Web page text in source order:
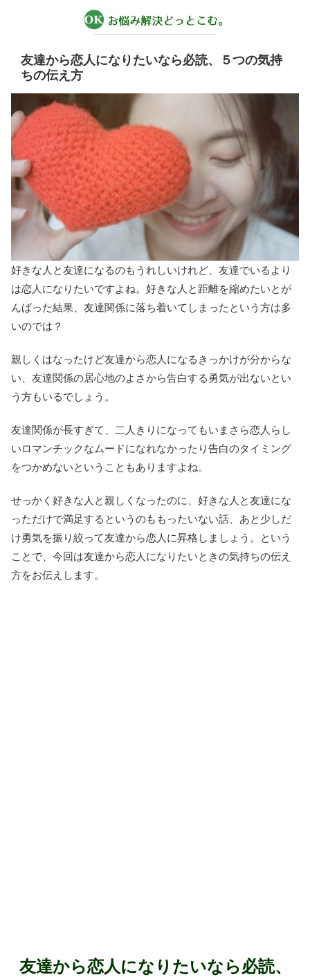
友達から恋人になりたいなら必読、５つの気持
ちの伝え方
好きな人と友達になるのもうれしいけれど、友達でいるより
は恋人になりたいですよね。好きな人と距離を縮めたいとが
んばった結果、友達関係に落ち着いてしまったという方は多
いのでは？
親しくはなったけど友達から恋人になるきっかけが分からな
い、友達関係の居心地のよさから告白する勇気が出ないとい
う方もいるでしょう。
友達関係が長すぎて、二人きりになってもいまさら恋人らし
いロマンチックなムードになれなかったり告白のタイミング
をつかめないということもありますよね。
せっかく好きな人と親しくなったのに、好きな人と友達にな
っただけで満足するというのももったいない話、あと少しだ
け勇気を振り絞って友達から恋人に昇格しましょう。という
ことで、今回は友達から恋人になりたいときの気持ちの伝え
方をお伝えします。
友達から恋人になりたいなら必読、